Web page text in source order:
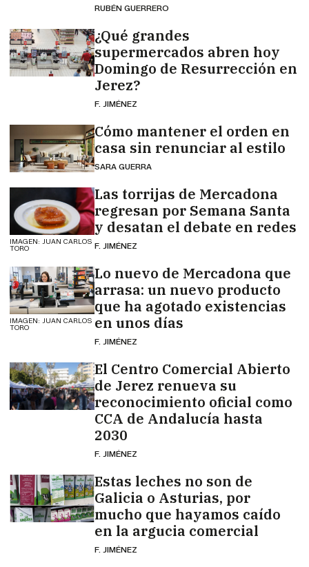
RUBÉN GUERRERO
¿Qué grandes
supermercados abren hoy
Domingo de Resurrección en
Jerez?
F. JIMÉNEZ
Cómo mantener el orden en
casa sin renunciar al estilo
SARA GUERRA
IMAGEN: JUAN CARLOS
TORO
Las torrijas de Mercadona
regresan por Semana Santa
y desatan el debate en redes
F. JIMÉNEZ
IMAGEN: JUAN CARLOS
TORO
Lo nuevo de Mercadona que
arrasa: un nuevo producto
que ha agotado existencias
en unos días
F. JIMÉNEZ
El Centro Comercial Abierto
de Jerez renueva su
reconocimiento oficial como
CCA de Andalucía hasta
2030
F. JIMÉNEZ
Estas leches no son de
Galicia o Asturias, por
mucho que hayamos caído
en la argucia comercial
F. JIMÉNEZ